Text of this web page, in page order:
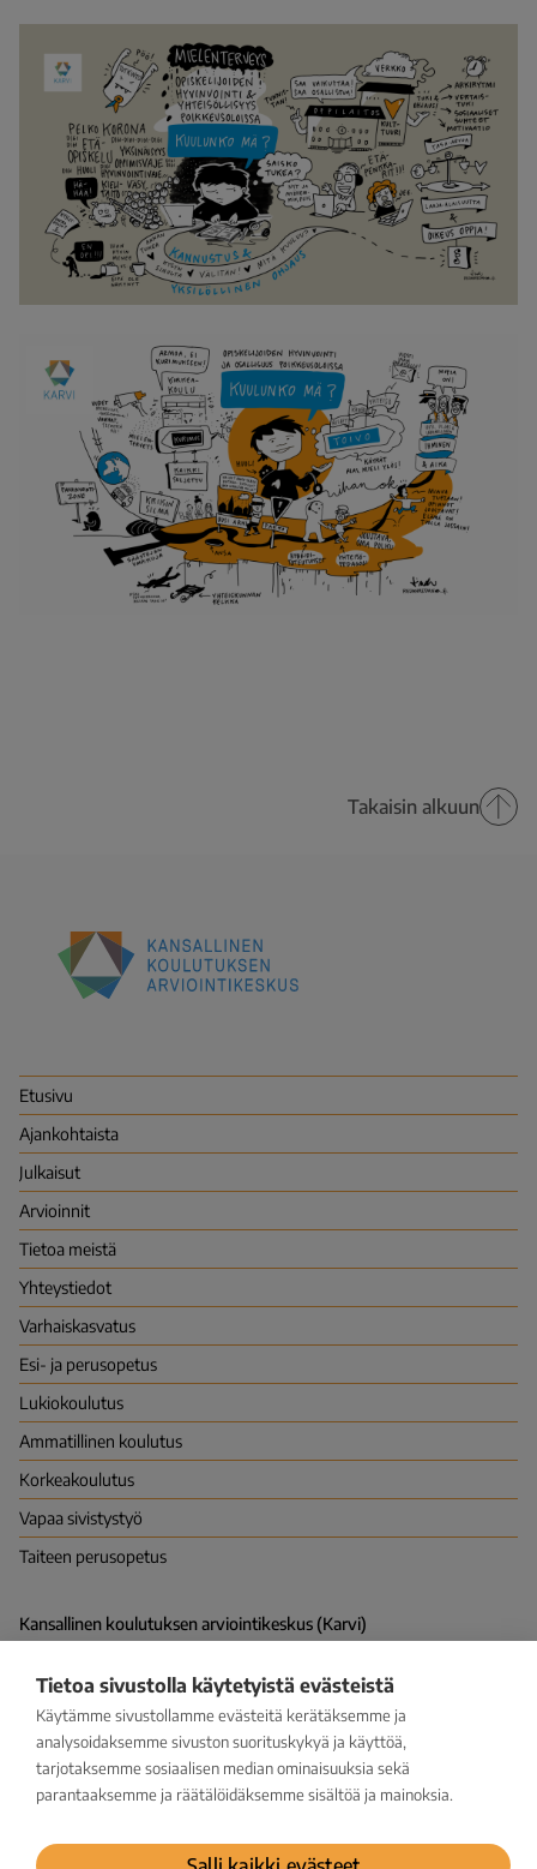
Takaisin alkuun
(Karvi)
Etusivu
Ajankohtaista
Julkaisut
Arvioinnit
Tietoa meistä
Yhteystiedot
Varhais­kasvatus
Esi- ja perusopetus
Lukio­koulutus
Ammatillinen koulutus
Korkea­koulutus
Vapaa sivistys­työ
Taiteen perusopetus
Kansallinen koulutuksen arviointikeskus (Karvi)
Vapaudenkatu 58, 40100 JYVÄSKYLÄ
kirjaamo@karvi.fi
029 533 1600
Facebook
LinkedIn
Instagram
Bluesky
YouTube
Tietoa sivustolla käytetyistä evästeistä
Käytämme sivustollamme evästeitä kerätäksemme ja
analysoidaksemme sivuston suorituskykyä ja käyttöä,
tarjotaksemme sosiaalisen median ominaisuuksia sekä
parantaaksemme ja räätälöidäksemme sisältöä ja mainoksia.